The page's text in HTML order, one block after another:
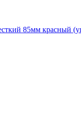
85мм красный